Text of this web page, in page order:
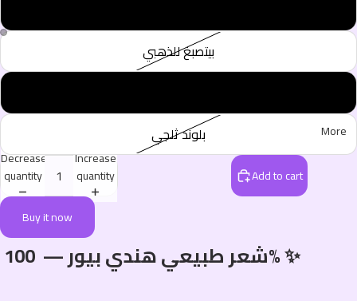
More
بيتصبغ للذهبي
بلوند ثلجي
Decrease
quantity
Increase
quantity
Add to cart
Buy it now
شعر طبيعي هندي بيور — 100% ✨